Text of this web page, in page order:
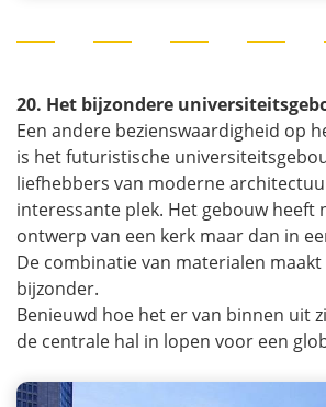
20. Het bijzondere
Een andere bezienswaardigheid op
is het futuristische
liefhebbers van moderne
interessante plek. Het gebouw heeft
ontwerp van een kerk maar dan in
De combinatie van materialen
bijzonder.
Benieuwd hoe het er van binnen uit
de centrale hal in lopen voor een